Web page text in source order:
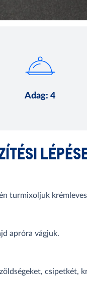
Adag:4
turmixoljuk
apróra vágjuk.
csipetkét,